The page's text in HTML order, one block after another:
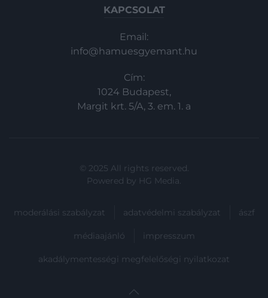
KAPCSOLAT
Email:
info@hamuesgyemant.hu
Cím:
1024 Budapest,
Margit krt. 5/A, 3. em. 1. a
© 2025 All rights reserved.
Powered by HG Media.
moderálási szabályzat adatvédelmi szabályzat ászf
médiaajánló impresszum
akadálymentességi megfelelőségi nyilatkozat